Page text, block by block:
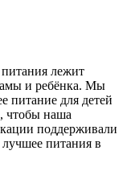
лежит
и ребёнка. Мы
питание для детей
чтобы наша
поддерживали
питания в